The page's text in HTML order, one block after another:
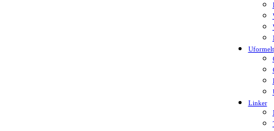
Uformelt
Linker